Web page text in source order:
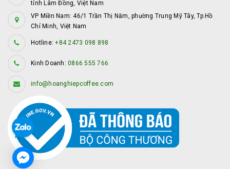
tỉnh Lâm Đồng, Việt Nam
VP Miền Nam: 46/1 Trần Thị Năm, phường Trung Mỹ Tây, Tp.Hồ
Chí Minh, Việt Nam
Hotline:+84 2473 098 898
Kinh Doanh: 0866 555 766
info@hoanghiepcoffee.com